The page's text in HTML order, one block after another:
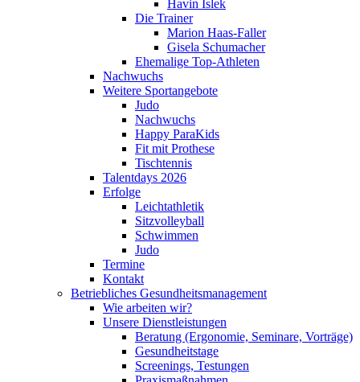
Havin Islek
Die Trainer
Marion Haas-Faller
Gisela Schumacher
Ehemalige Top-Athleten
Nachwuchs
Weitere Sportangebote
Judo
Nachwuchs
Happy ParaKids
Fit mit Prothese
Tischtennis
Talentdays 2026
Erfolge
Leichtathletik
Sitzvolleyball
Schwimmen
Judo
Termine
Kontakt
Betriebliches Gesundheits­management
Wie arbeiten wir?
Unsere Dienstleistungen
Beratung (Ergonomie, Seminare, Vorträge)
Gesundheitstage
Screenings, Testungen